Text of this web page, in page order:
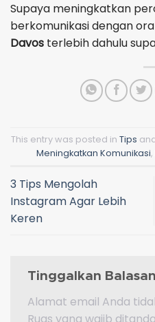
Supaya meningkatkan
berkomunikasi dengan
Davos terlebih dahulu
This entry was posted in Tips
Meningkatkan Komunikasi,
3 Tips Mengolah
Instagram Agar Lebih
Keren
Tinggalkan Balasan
Alamat email Anda